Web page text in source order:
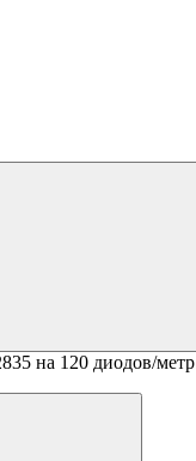
на 120 диодов/метр